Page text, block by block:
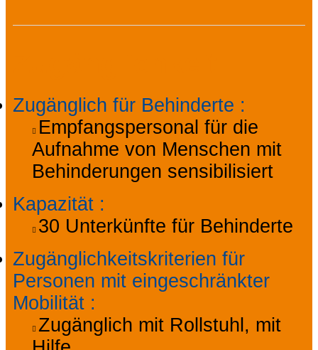
Zugänglich für Behinderte :
Empfangspersonal für die
Aufnahme von Menschen mit
Behinderungen sensibilisiert
Kapazität :
30 Unterkünfte für Behinderte
Zugänglichkeitskriterien für
Personen mit eingeschränkter
Mobilität :
Zugänglich mit Rollstuhl, mit